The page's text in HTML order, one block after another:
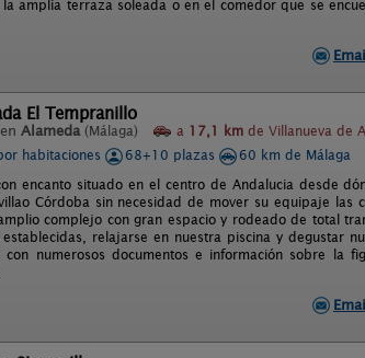
amplia terraza soleada o en el comedor que se
El Tempranillo
Alameda (Málaga) a 17,1 km de Villanueva de
habitaciones
68+10 plazas
60 km de Málaga
encanto situado en el centro de Andalucia desde
Córdoba sin necesidad de mover su equipaje
complejo con gran espacio y rodeado de total
relajarse en nuestra piscina y degustar
con numerosos documentos e información sobre